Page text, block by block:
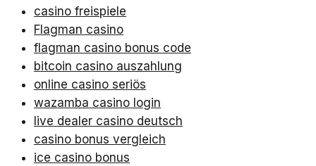
casino freispiele
Flagman casino
flagman casino bonus code
bitcoin casino auszahlung
online casino seriös
wazamba casino login
live dealer casino deutsch
casino bonus vergleich
ice casino bonus